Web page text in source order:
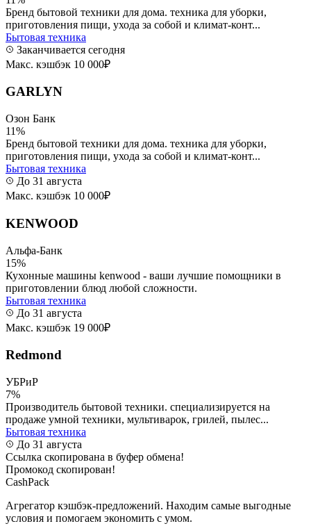
Бренд бытовой техники для дома. техника для уборки,
приготовления пищи, ухода за собой и климат-конт...
Бытовая техника
Заканчивается сегодня
Макс. кэшбэк 10 000₽
GARLYN
Озон Банк
11%
Бренд бытовой техники для дома. техника для уборки,
приготовления пищи, ухода за собой и климат-конт...
Бытовая техника
До 31 августа
Макс. кэшбэк 10 000₽
KENWOOD
Альфа-Банк
15%
Кухонные машины kenwood - ваши лучшие помощники в
приготовлении блюд любой сложности.
Бытовая техника
До 31 августа
Макс. кэшбэк 19 000₽
Redmond
УБРиР
7%
Производитель бытовой техники. специализируется на
продаже умной техники, мультиварок, грилей, пылес...
Бытовая техника
До 31 августа
Ссылка скопирована в буфер обмена!
Промокод скопирован!
CashPack
Агрегатор кэшбэк-предложений. Находим самые выгодные
условия и помогаем экономить с умом.